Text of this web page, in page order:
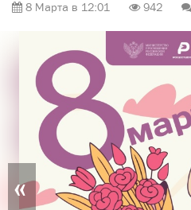
8 Марта в 12:01 942
«